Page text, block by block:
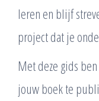
leren en blijf
project dat je
Met deze gids
jouw boek te